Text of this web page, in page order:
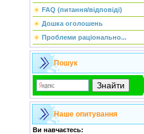
FAQ (питання/відповіді)
Дошка оголошень
Проблеми раціонально...
Пошук
Наше опитування
Ви навчаєтесь: